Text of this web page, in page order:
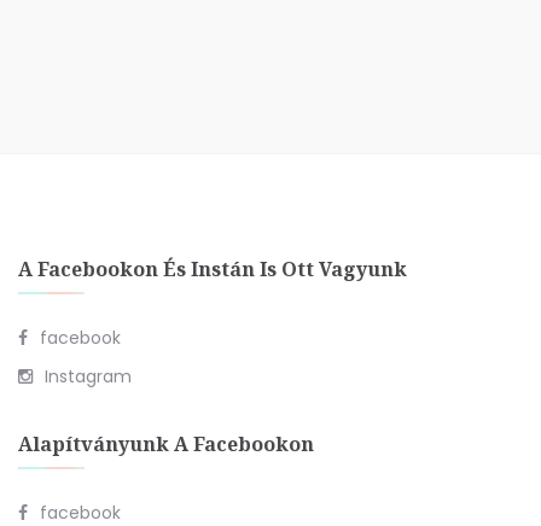
A Facebookon És Instán Is Ott Vagyunk
facebook
Instagram
Alapítványunk A Facebookon
facebook